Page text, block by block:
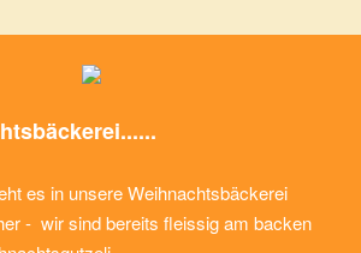
es in unsere Weihnachtsbäckerei
- wir sind bereits fleissig am backen